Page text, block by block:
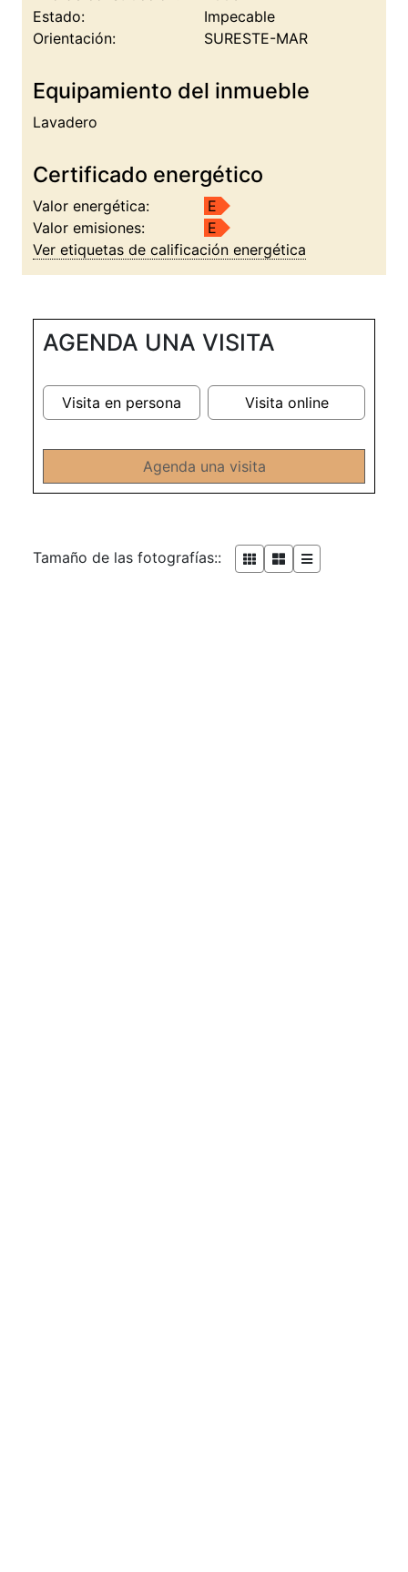
Estado:
Impecable
Orientación:
SURESTE-MAR
Equipamiento del inmueble
Lavadero
Certificado energético
Valor energética:
E
Valor emisiones:
E
Ver etiquetas de calificación energética
AGENDA UNA VISITA
Visita en persona Visita online
Agenda una visita
Tamaño de las fotografías::